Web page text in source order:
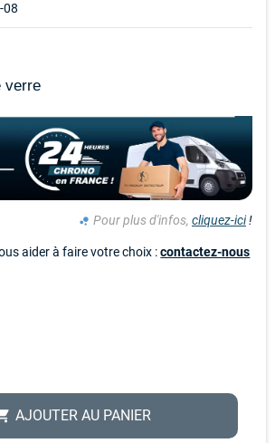
08
verre
bubble_chart Pour plus d'infos, cliquez-ici!
aider à faire votre choix :contactez-nous
AJOUTER AU PANIER